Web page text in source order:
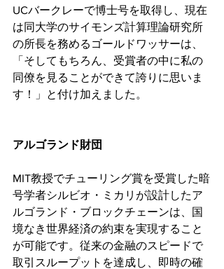
UCバークレーで博士号を取得し、現在
は同大学のサイモンズ計算理論研究所
の所長を務めるゴールドワッサーは、
「そしてもちろん、受賞者の中に私の
同僚を見ることができて誇りに思いま
す！」と付け加えました。
アルゴランド財団
MIT教授でチューリング賞を受賞した暗
号学者シルビオ・ミカリが設計したア
ルゴランド・ブロックチェーンは、国
境なき世界経済の約束を実現すること
が可能です。従来の金融のスピードで
取引スループットを達成し、即時の確